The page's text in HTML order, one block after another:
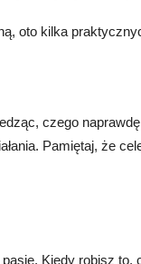
oto kilka
czego
Pamiętaj, że
Kiedy robisz